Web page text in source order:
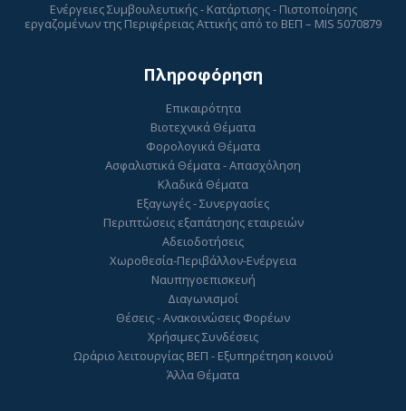
Ενέργειες Συμβουλευτικής - Κατάρτισης - Πιστοποίησης
εργαζομένων της Περιφέρειας Αττικής από το ΒΕΠ – MIS 5070879
Πληροφόρηση
Επικαιρότητα
Βιοτεχνικά Θέματα
Φορολογικά Θέματα
Ασφαλιστικά Θέματα - Απασχόληση
Κλαδικά Θέματα
Εξαγωγές - Συνεργασίες
Περιπτώσεις εξαπάτησης εταιρειών
Αδειοδοτήσεις
Χωροθεσία-Περιβάλλον-Ενέργεια
Ναυπηγοεπισκευή
Διαγωνισμοί
Θέσεις - Ανακοινώσεις Φορέων
Χρήσιμες Συνδέσεις
Ωράριο λειτουργίας ΒΕΠ - Εξυπηρέτηση κοινού
Άλλα Θέματα